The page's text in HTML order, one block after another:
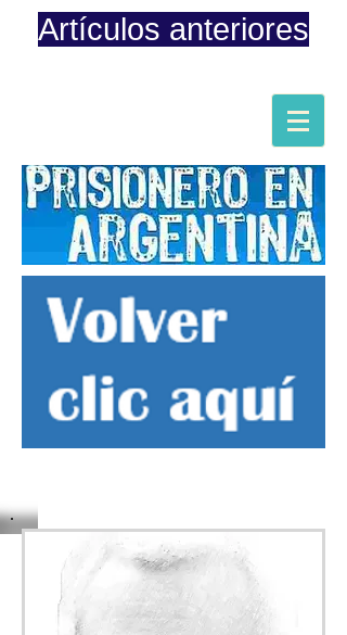
Artículos anteriores